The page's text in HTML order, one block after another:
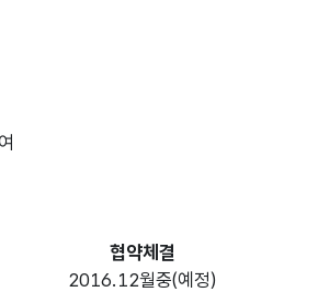
협약체결
2016.12월중(예정)